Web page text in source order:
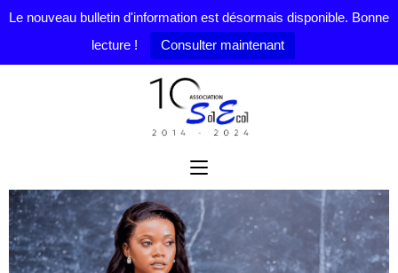
Le nouveau bulletin d'information est désormais disponible. Bonne
lecture !
Consulter maintenant